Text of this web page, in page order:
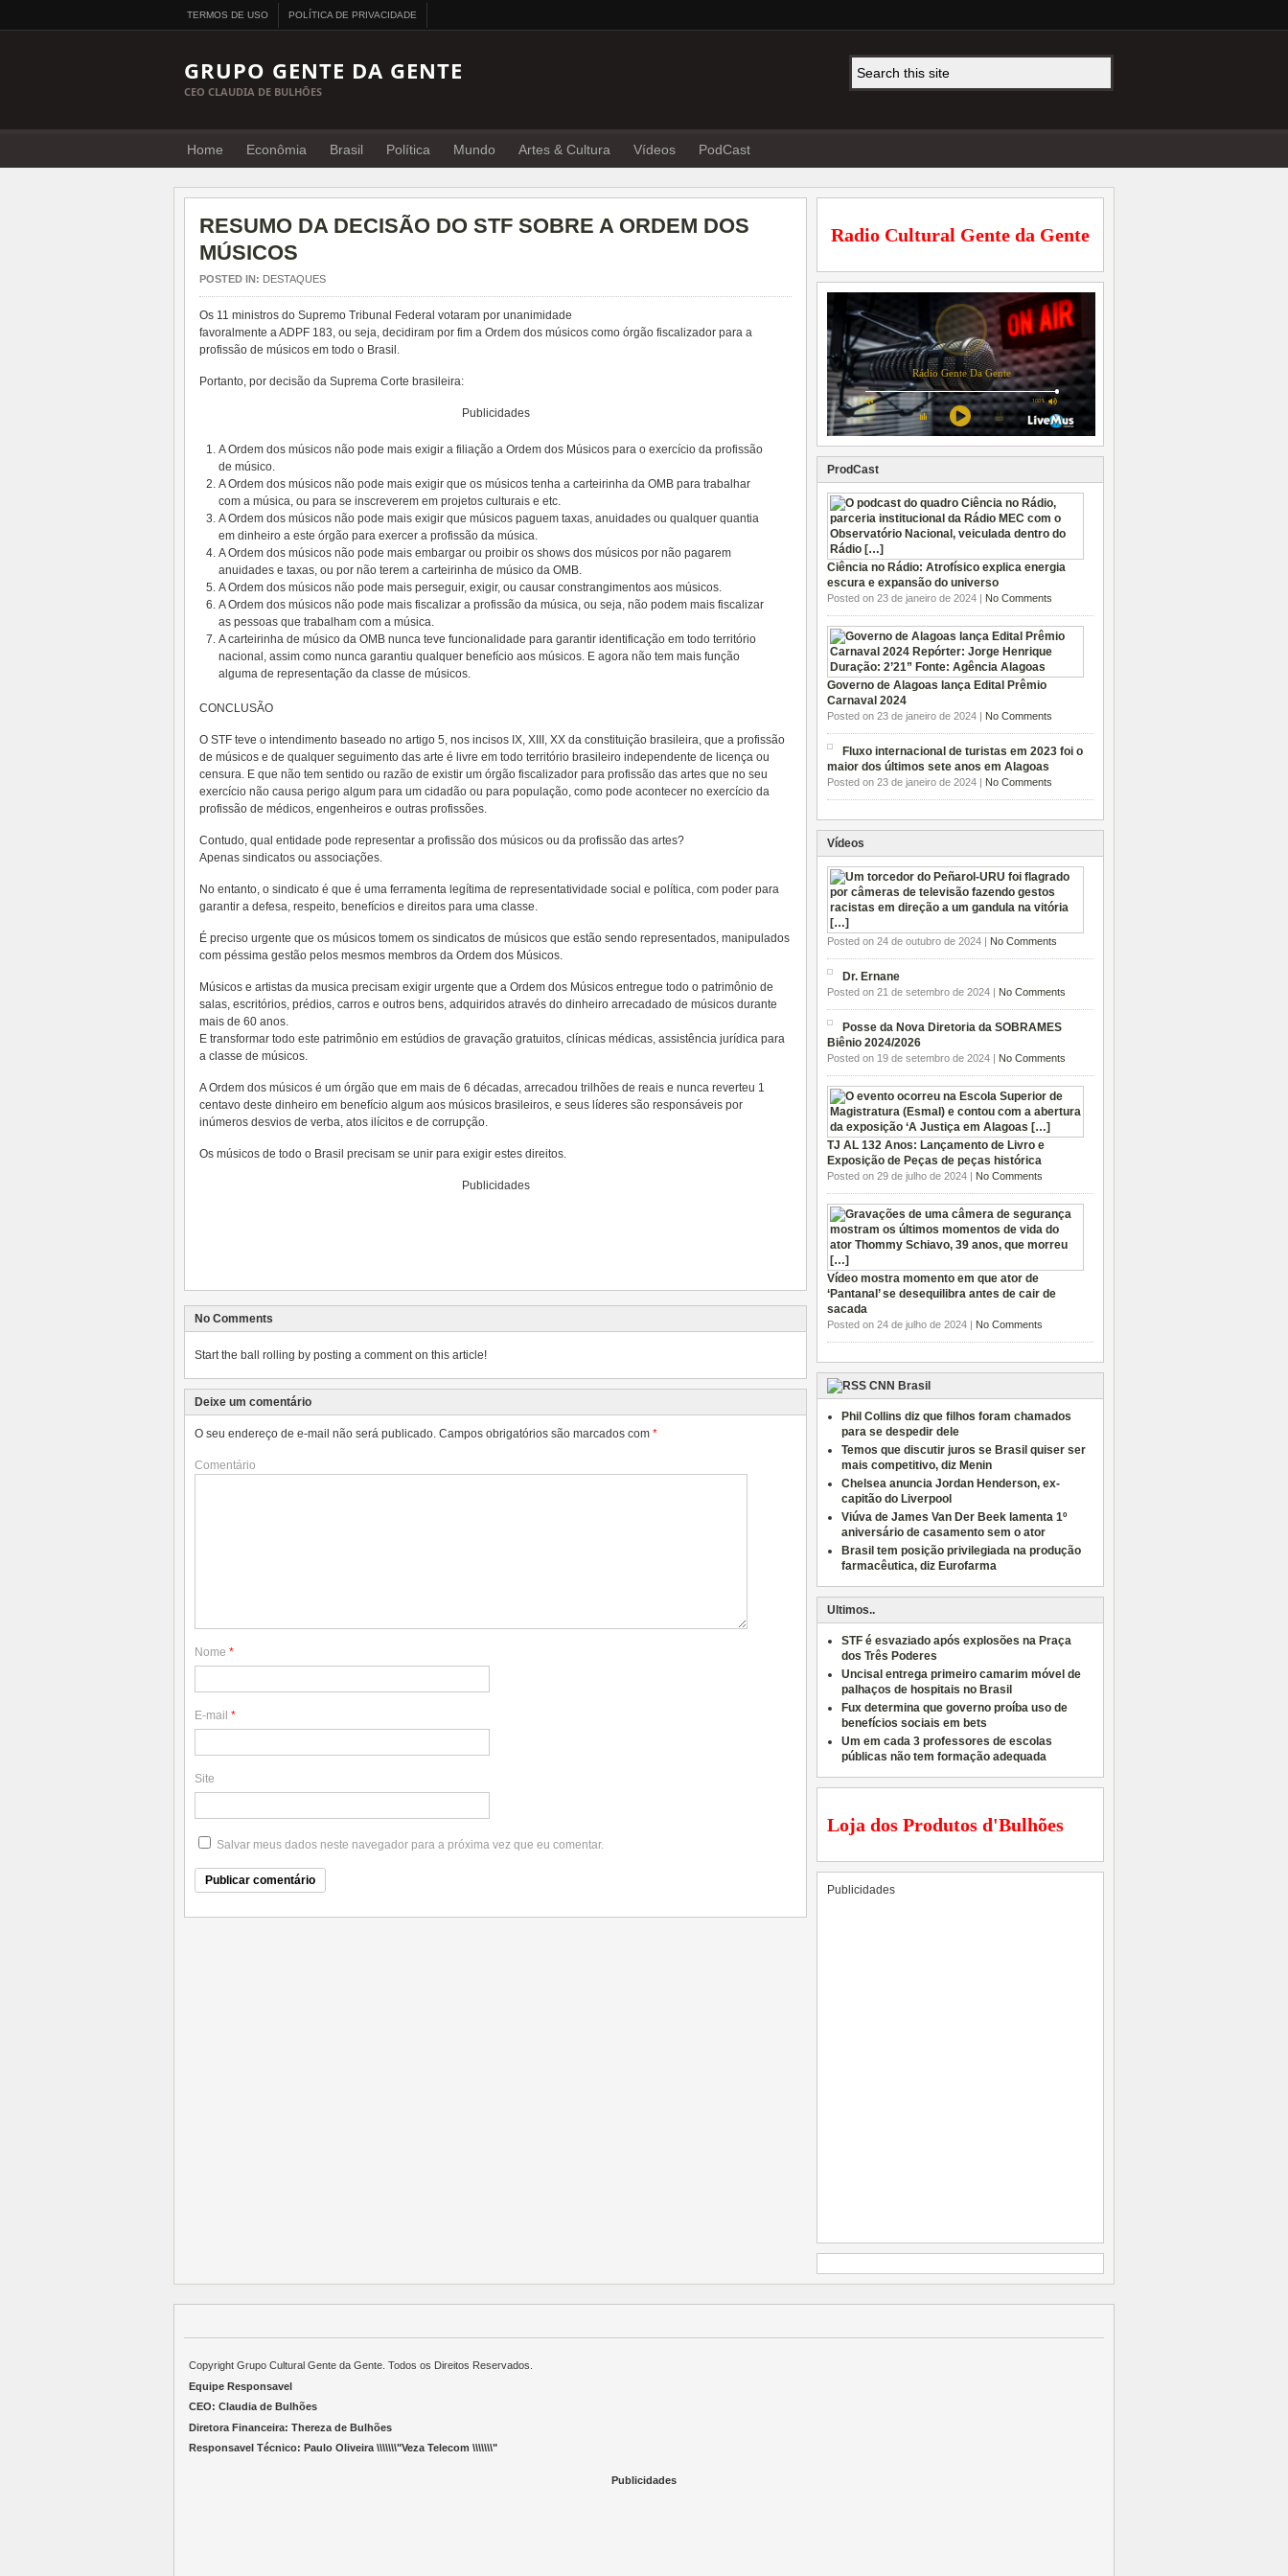
TERMOS DE USO POLÍTICA DE PRIVACIDADE
GRUPO GENTE DA GENTE
CEO CLAUDIA DE BULHÕES
Home Econômia Brasil Política Mundo Artes & Cultura Vídeos PodCast
RESUMO DA DECISÃO DO STF SOBRE A ORDEM DOS
MÚSICOS
POSTED IN: DESTAQUES
Os 11 ministros do Supremo Tribunal Federal votaram por unanimidade
favoralmente a ADPF 183, ou seja, decidiram por fim a Ordem dos músicos como órgão fiscalizador para a
profissão de músicos em todo o Brasil.
Portanto, por decisão da Suprema Corte brasileira:
Publicidades
A Ordem dos músicos não pode mais exigir a filiação a Ordem dos Músicos para o exercício da profissão
de músico.
A Ordem dos músicos não pode mais exigir que os músicos tenha a carteirinha da OMB para trabalhar
com a música, ou para se inscreverem em projetos culturais e etc.
A Ordem dos músicos não pode mais exigir que músicos paguem taxas, anuidades ou qualquer quantia
em dinheiro a este órgão para exercer a profissão da música.
A Ordem dos músicos não pode mais embargar ou proibir os shows dos músicos por não pagarem
anuidades e taxas, ou por não terem a carteirinha de músico da OMB.
A Ordem dos músicos não pode mais perseguir, exigir, ou causar constrangimentos aos músicos.
A Ordem dos músicos não pode mais fiscalizar a profissão da música, ou seja, não podem mais fiscalizar
as pessoas que trabalham com a música.
A carteirinha de músico da OMB nunca teve funcionalidade para garantir identificação em todo território
nacional, assim como nunca garantiu qualquer benefício aos músicos. E agora não tem mais função
alguma de representação da classe de músicos.
CONCLUSÃO
O STF teve o intendimento baseado no artigo 5, nos incisos IX, XIII, XX da constituição brasileira, que a profissão
de músicos e de qualquer seguimento das arte é livre em todo território brasileiro independente de licença ou
censura. E que não tem sentido ou razão de existir um órgão fiscalizador para profissão das artes que no seu
exercício não causa perigo algum para um cidadão ou para população, como pode acontecer no exercício da
profissão de médicos, engenheiros e outras profissões.
Contudo, qual entidade pode representar a profissão dos músicos ou da profissão das artes?
Apenas sindicatos ou associações.
No entanto, o sindicato é que é uma ferramenta legítima de representatividade social e política, com poder para
garantir a defesa, respeito, benefícios e direitos para uma classe.
É preciso urgente que os músicos tomem os sindicatos de músicos que estão sendo representados, manipulados
com péssima gestão pelos mesmos membros da Ordem dos Músicos.
Músicos e artistas da musica precisam exigir urgente que a Ordem dos Músicos entregue todo o patrimônio de
salas, escritórios, prédios, carros e outros bens, adquiridos através do dinheiro arrecadado de músicos durante
mais de 60 anos.
E transformar todo este patrimônio em estúdios de gravação gratuitos, clínicas médicas, assistência jurídica para
a classe de músicos.
A Ordem dos músicos é um órgão que em mais de 6 décadas, arrecadou trilhões de reais e nunca reverteu 1
centavo deste dinheiro em benefício algum aos músicos brasileiros, e seus líderes são responsáveis por
inúmeros desvios de verba, atos ilícitos e de corrupção.
Os músicos de todo o Brasil precisam se unir para exigir estes direitos.
Publicidades
No Comments
Start the ball rolling by posting a comment on this article!
Deixe um comentário
O seu endereço de e-mail não será publicado. Campos obrigatórios são marcados com *
Comentário
Nome *
E-mail *
Site
Salvar meus dados neste navegador para a próxima vez que eu comentar.
Radio Cultural Gente da Gente
ProdCast
Ciência no Rádio: Atrofísico explica energia
escura e expansão do universo
Posted on 23 de janeiro de 2024 | No Comments
Governo de Alagoas lança Edital Prêmio
Carnaval 2024
Posted on 23 de janeiro de 2024 | No Comments
Fluxo internacional de turistas em 2023 foi o
maior dos últimos sete anos em Alagoas
Posted on 23 de janeiro de 2024 | No Comments
Vídeos
Posted on 24 de outubro de 2024 | No Comments
Dr. Ernane
Posted on 21 de setembro de 2024 | No Comments
Posse da Nova Diretoria da SOBRAMES
Biênio 2024/2026
Posted on 19 de setembro de 2024 | No Comments
TJ AL 132 Anos: Lançamento de Livro e
Exposição de Peças de peças histórica
Posted on 29 de julho de 2024 | No Comments
Vídeo mostra momento em que ator de
‘Pantanal’ se desequilibra antes de cair de
sacada
Posted on 24 de julho de 2024 | No Comments
CNN Brasil
Phil Collins diz que filhos foram chamados
para se despedir dele
Temos que discutir juros se Brasil quiser ser
mais competitivo, diz Menin
Chelsea anuncia Jordan Henderson, ex-
capitão do Liverpool
Viúva de James Van Der Beek lamenta 1º
aniversário de casamento sem o ator
Brasil tem posição privilegiada na produção
farmacêutica, diz Eurofarma
Ultimos..
STF é esvaziado após explosões na Praça
dos Três Poderes
Uncisal entrega primeiro camarim móvel de
palhaços de hospitais no Brasil
Fux determina que governo proíba uso de
benefícios sociais em bets
Um em cada 3 professores de escolas
públicas não tem formação adequada
Loja dos Produtos d'Bulhões
Publicidades
Copyright Grupo Cultural Gente da Gente. Todos os Direitos Reservados.
Equipe Responsavel
CEO: Claudia de Bulhões
Diretora Financeira: Thereza de Bulhões
Responsavel Técnico: Paulo Oliveira \\\\\\\"Veza Telecom \\\\\\\"
Publicidades